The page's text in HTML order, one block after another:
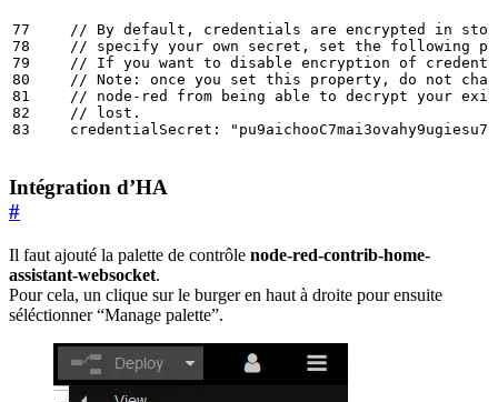
credentialSecret:
Intégration d’HA
#
Il faut ajouté la palette de contrôle node-red-contrib-home-
assistant-websocket.
Pour cela, un clique sur le burger en haut à droite pour ensuite
séléctionner “Manage palette”.